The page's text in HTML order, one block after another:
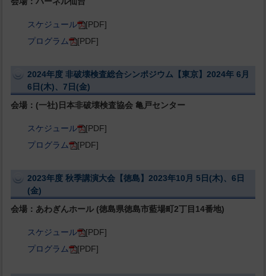
スケジュール
[PDF]
プログラム
[PDF]
2024年度 非破壊検査総合シンポジウム【東京】2024年 6月
6日(木)、7日(金)
会場：(一社)日本非破壊検査協会 亀戸センター
スケジュール
[PDF]
プログラム
[PDF]
2023年度 秋季講演大会【徳島】2023年10月 5日(木)、6日
(金)
会場：あわぎんホール (徳島県徳島市藍場町2丁目14番地)
スケジュール
[PDF]
プログラム
[PDF]